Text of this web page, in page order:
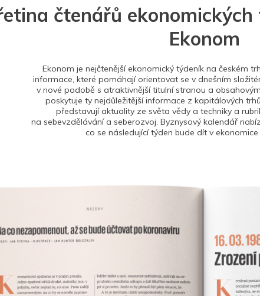
čtenářů
Ekonom
Ekonom je nejčtenější ekonomický týdeník na českém
informace, které pomáhají orientovat se v dnešním
v nové podobě s atraktivnější titulní stranou a
poskytuje ty nejdůležitější informace z kapitálových
představují aktuality ze světa vědy a techniky a
na sebevzdělávání a seberozvoj. Byznysový kalendář
co se následující týden bude dít v ekonomice